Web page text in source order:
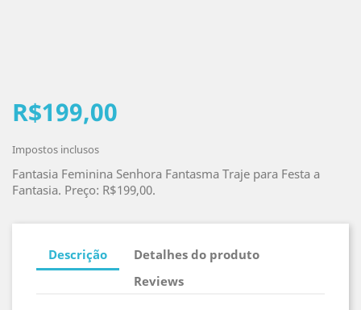
R$199,00
Impostos inclusos
Fantasia Feminina Senhora Fantasma Traje para Festa a
Fantasia. Preço: R$199,00.
Descrição
Detalhes do produto
Reviews